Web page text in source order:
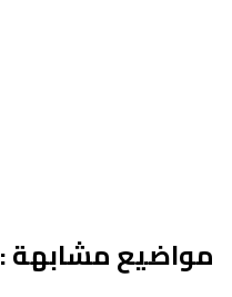
مواضيع مشابهة :